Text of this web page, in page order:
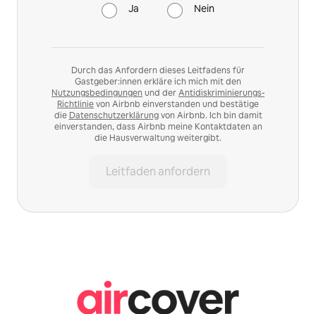
Ja Nein
Durch das Anfordern dieses Leitfadens für
Gastgeber:innen erkläre ich mich mit den
Nutzungsbedingungen und der Antidiskriminierungs-
Richtlinievon Airbnb einverstanden und bestätige
die Datenschutzerklärungvon Airbnb. Ich bin damit
einverstanden, dass Airbnb meine Kontaktdaten an
die Hausverwaltung weitergibt.
Leitfaden anfordern